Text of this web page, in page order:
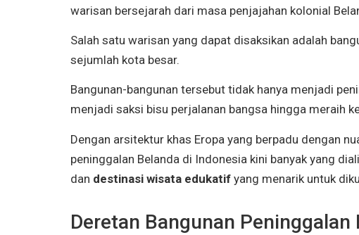
warisan bersejarah dari masa penjajahan kolonial
Salah satu warisan yang dapat disaksikan adalah
sejumlah kota besar.
Bangunan-bangunan tersebut tidak hanya menjadi
menjadi saksi bisu perjalanan bangsa hingga meraih
Dengan arsitektur khas Eropa yang berpadu dengan
peninggalan Belanda di Indonesia kini banyak yang
dan destinasi wisata edukatif yang menarik untuk
Deretan Bangunan